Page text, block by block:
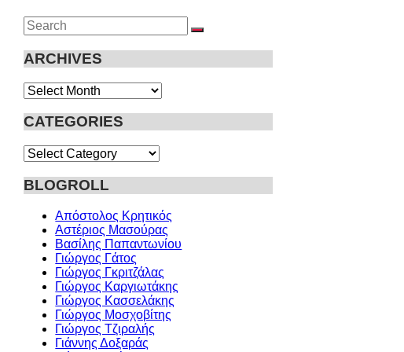
Search
for:
SEARCH
ARCHIVES
Archives
CATEGORIES
Categories
BLOGROLL
Απόστολος Κρητικός
Αστέριος Μασούρας
Βασίλης Παπαντωνίου
Γιώργος Γάτος
Γιώργος Γκριτζάλας
Γιώργος Καργιωτάκης
Γιώργος Κασσελάκης
Γιώργος Μοσχοβίτης
Γιώργος Τζιραλής
Γιάννης Δοξαράς